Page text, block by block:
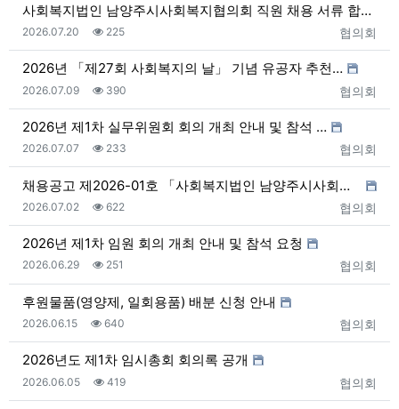
사회복지법인 남양주시사회복지협의회 직원 채용 서류 합격…
등록자
협의회
등록일
2026.07.20 조회
225
2026년 「제27회 사회복지의 날」 기념 유공자 추천…
등록자
협의회
등록일
2026.07.09 조회
390
2026년 제1차 실무위원회 회의 개최 안내 및 참석 …
등록자
협의회
등록일
2026.07.07 조회
233
채용공고 제2026-01호 「사회복지법인 남양주시사회복…
등록자
협의회
등록일
2026.07.02 조회
622
2026년 제1차 임원 회의 개최 안내 및 참석 요청
등록자
협의회
등록일
2026.06.29 조회
251
후원물품(영양제, 일회용품) 배분 신청 안내
등록자
협의회
등록일
2026.06.15 조회
640
2026년도 제1차 임시총회 회의록 공개
등록자
협의회
등록일
2026.06.05 조회
419